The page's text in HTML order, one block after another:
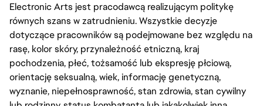
Electronic Arts jest pracodawcą realizującym politykę
równych szans w zatrudnieniu. Wszystkie decyzje
dotyczące pracowników są podejmowane bez względu na
rasę, kolor skóry, przynależność etniczną, kraj
pochodzenia, płeć, tożsamość lub ekspresję płciową,
orientację seksualną, wiek, informację genetyczną,
wyznanie, niepełnosprawność, stan zdrowia, stan cywilny